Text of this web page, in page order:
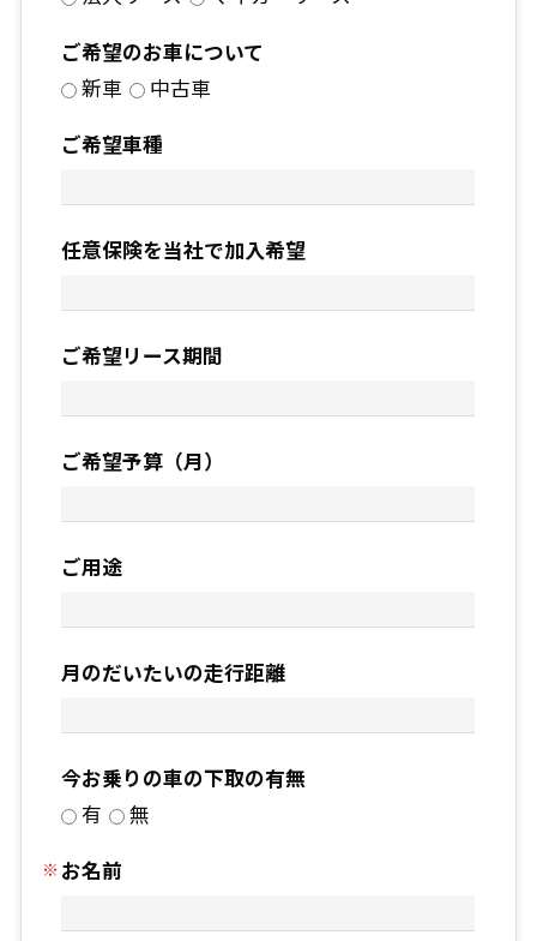
ご希望のお車について
新車
中古車
ご希望車種
任意保険を当社で加入希望
ご希望リース期間
ご希望予算（月）
ご用途
月のだいたいの走行距離
今お乗りの車の下取の有無
有
無
お名前